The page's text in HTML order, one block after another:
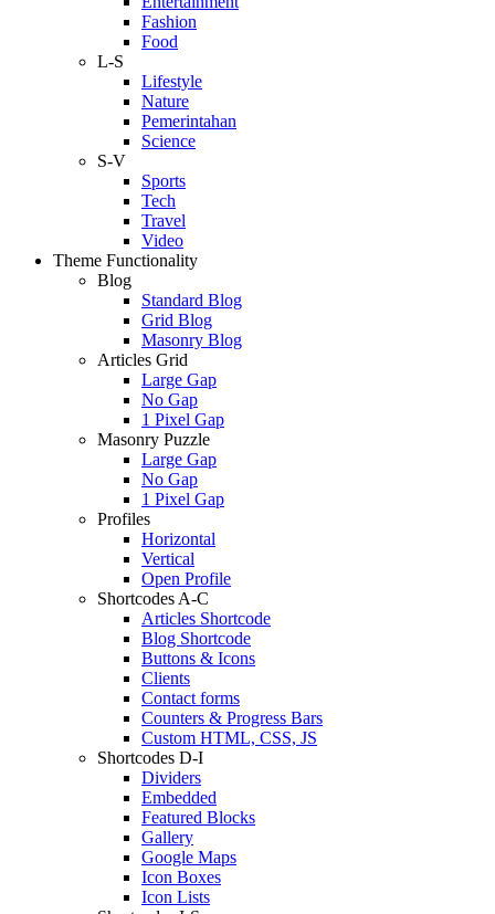
Fashion
Food
L-S
Lifestyle
Nature
Pemerintahan
Science
S-V
Sports
Tech
Travel
Video
Theme Functionality
Blog
Standard Blog
Grid Blog
Masonry Blog
Articles Grid
Large Gap
No Gap
1 Pixel Gap
Masonry Puzzle
Large Gap
No Gap
1 Pixel Gap
Profiles
Horizontal
Vertical
Open Profile
Shortcodes A-C
Articles Shortcode
Blog Shortcode
Buttons & Icons
Clients
Contact forms
Counters & Progress Bars
Custom HTML, CSS, JS
Shortcodes D-I
Dividers
Embedded
Featured Blocks
Gallery
Google Maps
Icon Boxes
Icon Lists